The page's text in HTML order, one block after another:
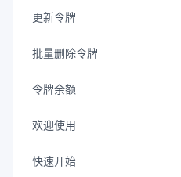
更新令牌
批量删除令牌
令牌余额
欢迎使用
快速开始